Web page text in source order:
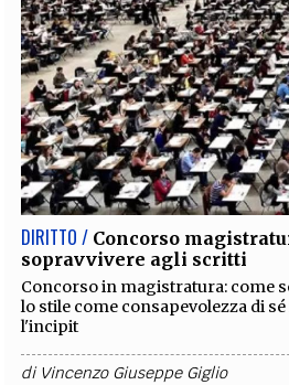
DIRITTO / Concorso
sopravvivere agli scritti
Concorso in magistratura: come
lo stile come consapevolezza di
l'incipit
di Vincenzo Giuseppe Giglio